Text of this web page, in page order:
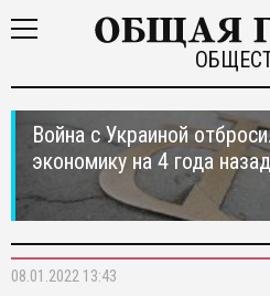
Война с Украиной
экономику на 4 года назад
08.01.2022 13:43